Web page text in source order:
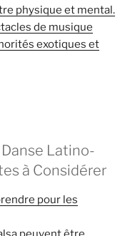
physique et mental.
de musique
exotiques et
Latino-
à Considérer
pour les